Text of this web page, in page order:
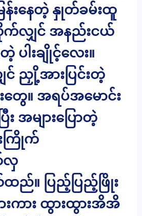
းနေတဲ့ နှုတ်ခမ်းထူ
လျှင် အနည်းငယ်
ပါးချိုင့်လေး။
ညှို့အားပြင်းတဲ့
တွေ။ အရပ်အမောင်း
း အများပြောတဲ့
ကြိုက်
လှ
။ ပြည့်ပြည့်ဖြိုး
းကား ထွားထွားအိအိ